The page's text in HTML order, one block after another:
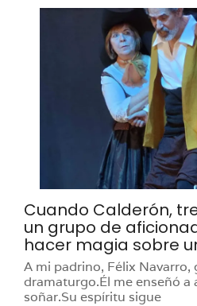
Cuando Calderón,
un grupo de
hacer magia sobre
A mi padrino, Félix Navarro,
dramaturgo.Él me enseñó a
soñar.Su espíritu sigue